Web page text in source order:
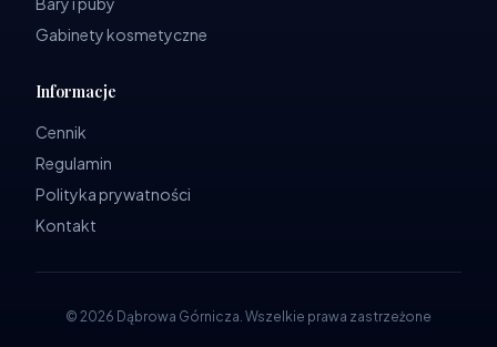
Gabinety kosmetyczne
Informacje
Cennik
Regulamin
Polityka prywatności
Kontakt
© 2026 Dąbrowa Górnicza. Wszelkie prawa zastrzeżone